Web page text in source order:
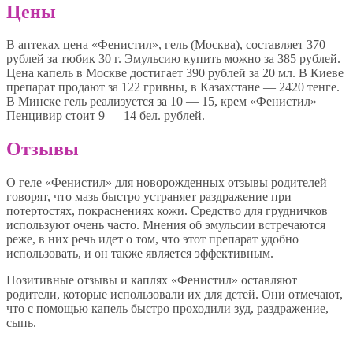
Цены
В аптеках цена «Фенистил», гель (Москва), составляет 370
рублей за тюбик 30 г. Эмульсию купить можно за 385 рублей.
Цена капель в Москве достигает 390 рублей за 20 мл. В Киеве
препарат продают за 122 гривны, в Казахстане — 2420 тенге.
В Минске гель реализуется за 10 — 15, крем «Фенистил»
Пенцивир стоит 9 — 14 бел. рублей.
Отзывы
О геле «Фенистил» для новорожденных отзывы родителей
говорят, что мазь быстро устраняет раздражение при
потертостях, покраснениях кожи. Средство для грудничков
используют очень часто. Мнения об эмульсии встречаются
реже, в них речь идет о том, что этот препарат удобно
использовать, и он также является эффективным.
Позитивные отзывы и каплях «Фенистил» оставляют
родители, которые использовали их для детей. Они отмечают,
что с помощью капель быстро проходили зуд, раздражение,
сыпь.